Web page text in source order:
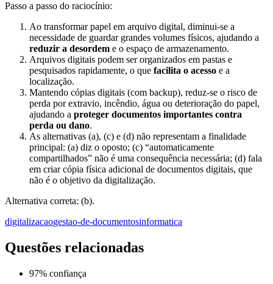
Passo a passo do raciocínio:
Ao transformar papel em arquivo digital, diminui-se a
necessidade de guardar grandes volumes físicos, ajudando a
reduzir a desordem e o espaço de armazenamento.
Arquivos digitais podem ser organizados em pastas e
pesquisados rapidamente, o que facilita o acesso e a
localização.
Mantendo cópias digitais (com backup), reduz-se o risco de
perda por extravio, incêndio, água ou deterioração do papel,
ajudando a proteger documentos importantes contra
perda ou dano.
As alternativas (a), (c) e (d) não representam a finalidade
principal: (a) diz o oposto; (c) “automaticamente
compartilhados” não é uma consequência necessária; (d) fala
em criar cópia física adicional de documentos digitais, que
não é o objetivo da digitalização.
Alternativa correta: (b).
digitalizacaogestao-de-documentosinformatica
Questões relacionadas
97% confiança